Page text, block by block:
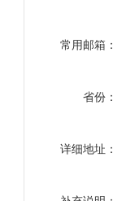
常用邮箱：
省份：
详细地址：